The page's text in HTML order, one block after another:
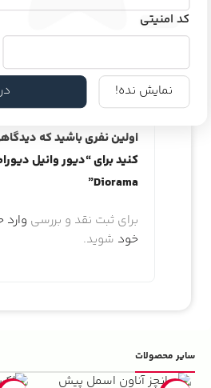
هیچ دیدگاهی برای این
اولین نفری باشید که
Diorama”
برای ثبت نقد و بررسی
خود شوید.
سایر محصولات
کد امنیتی
نمایش نده!